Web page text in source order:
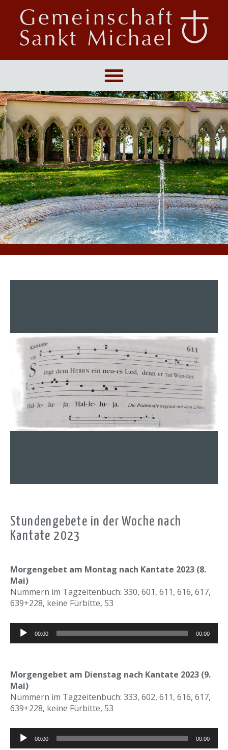
Stundengebete in der Woche nach
Kantate 2023
Morgengebet am Montag nach Kantate 2023 (8.
Mai)
Nummern im Tagzeitenbuch: 330, 601, 611, 616, 617,
639+228, keine Fürbitte, 53
Audio-
Player
00:00 00:00
Morgengebet am Dienstag nach Kantate 2023 (9.
Mai)
Nummern im Tagzeitenbuch: 333, 602, 611, 616, 617,
639+228, keine Fürbitte, 53
Audio-
Player
00:00 00:00